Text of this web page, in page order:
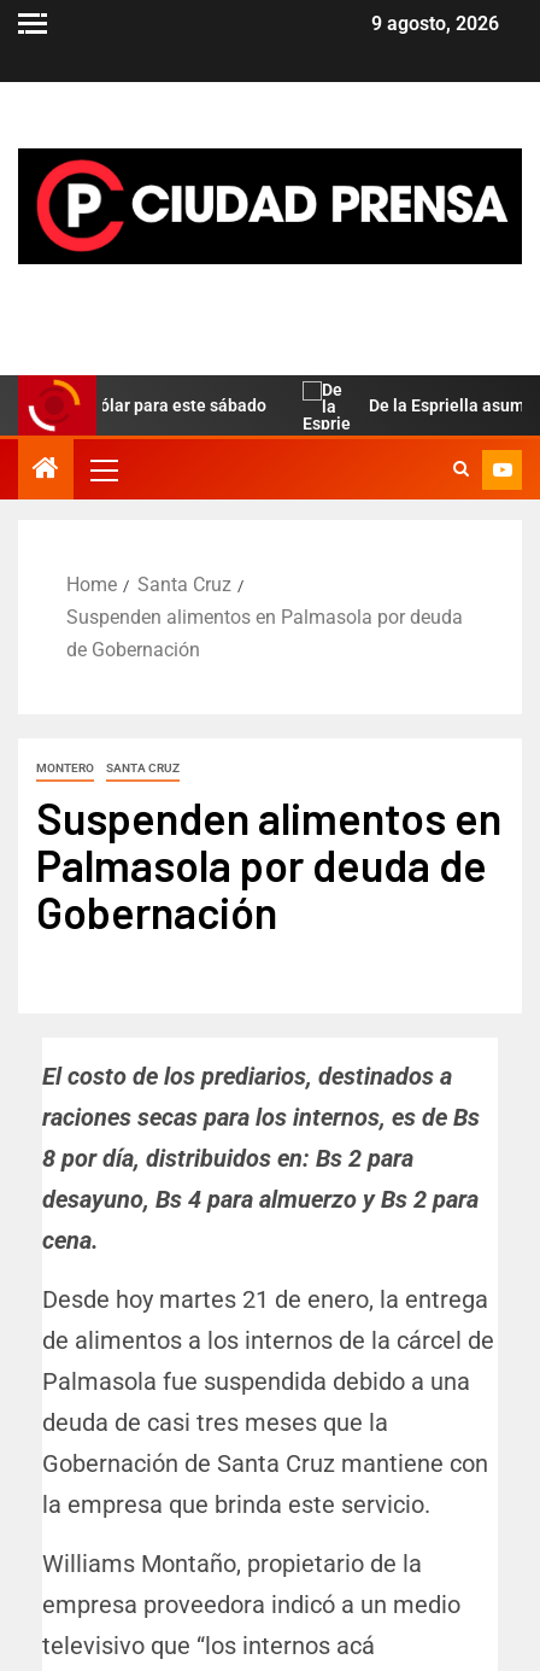
9 agosto, 2026
del dólar para este sábado De la Espriella asume en
Home
Santa Cruz
Suspenden alimentos en Palmasola por deuda
de Gobernación
MONTERO SANTA CRUZ
Suspenden alimentos en
Palmasola por deuda de
Gobernación
El costo de los prediarios, destinados a
raciones secas para los internos, es de Bs
8 por día, distribuidos en: Bs 2 para
desayuno, Bs 4 para almuerzo y Bs 2 para
cena.
Desde hoy martes 21 de enero, la entrega
de alimentos a los internos de la cárcel de
Palmasola fue suspendida debido a una
deuda de casi tres meses que la
Gobernación de Santa Cruz mantiene con
la empresa que brinda este servicio.
Williams Montaño, propietario de la
empresa proveedora indicó a un medio
televisivo que “los internos acá